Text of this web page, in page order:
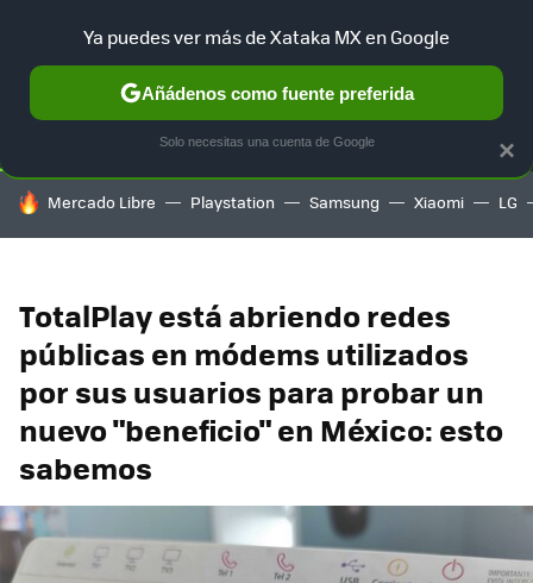
SELECCIÓN GAMING HOME AUTO TERRITORIO
HOY SE HABLA DE
Mercado Libre Playstation Samsung Xiaomi LG
TotalPlay está abriendo redes
públicas en módems utilizados
por sus usuarios para probar un
nuevo "beneficio" en México: esto
sabemos
×
Ya puedes ver más de Xataka MX en Google
Añádenos como fuente preferida
Solo necesitas una cuenta de Google